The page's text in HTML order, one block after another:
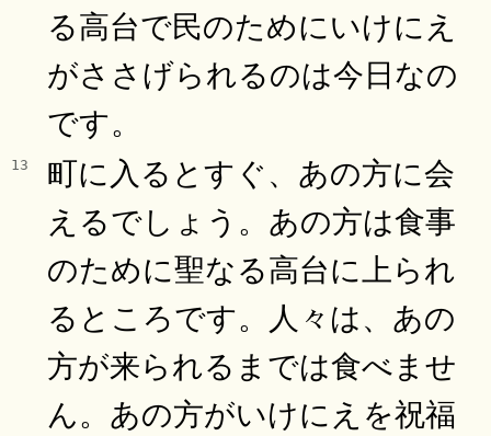
る高台で民のためにいけにえ
がささげられるのは今日なの
です。
13
町に入るとすぐ、あの方に会
えるでしょう。あの方は食事
のために聖なる高台に上られ
るところです。人々は、あの
方が来られるまでは食べませ
ん。あの方がいけにえを祝福